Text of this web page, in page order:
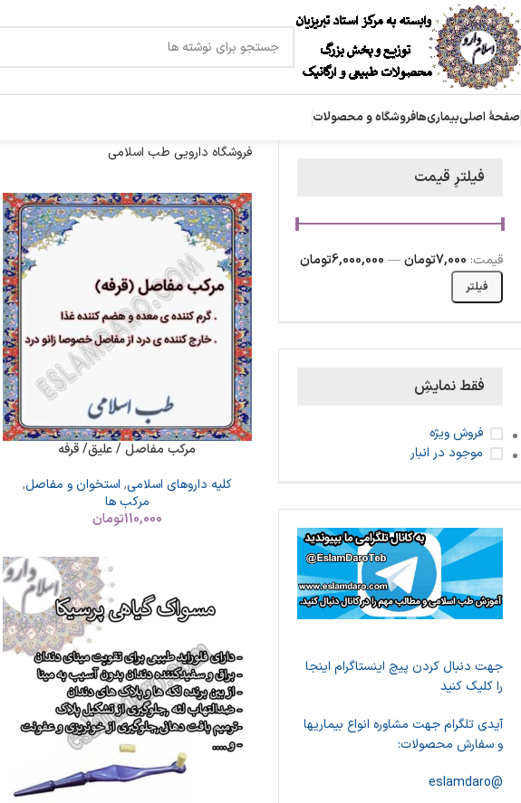
صفحۀ اصلیبیماری‌هافروشگاه و محصولات
فیلترِ قیمت
فیلتر
قیمت: 7,000تومان — 6,000,000تومان
فقط نمایشِ
فروش ویژه
موجود در انبار
جهت دنبال کردن پیچ اینستاگرام اینجا
را کلیک کنید
آیدی تلگرام جهت مشاوره انواع بیماریها
و سفارش محصولات:
@eslamdaro
فروشگاه دارویی طب اسلامی
مرکب مفاصل / علیق/ قرفه
کلیه داروهای اسلامی, استخوان و مفاصل,
مرکب ها
110,000تومان